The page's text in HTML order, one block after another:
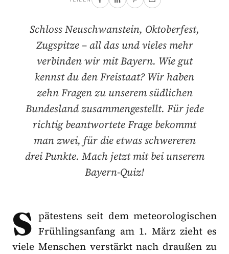
Schloss Neuschwanstein, Oktoberfest,
Zugspitze – all das und vieles mehr
verbinden wir mit Bayern. Wie gut
kennst du den Freistaat? Wir haben
zehn Fragen zu unserem südlichen
Bundesland zusammengestellt. Für jede
richtig beantwortete Frage bekommt
man zwei, für die etwas schwereren
drei Punkte. Mach jetzt mit bei unserem
Bayern-Quiz!
S pätestens seit dem meteorologischen
Frühlingsanfang am 1. März zieht es
viele Menschen verstärkt nach draußen zu